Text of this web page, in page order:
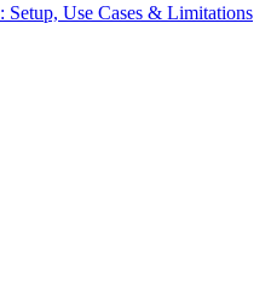
Use Cases & Limitations